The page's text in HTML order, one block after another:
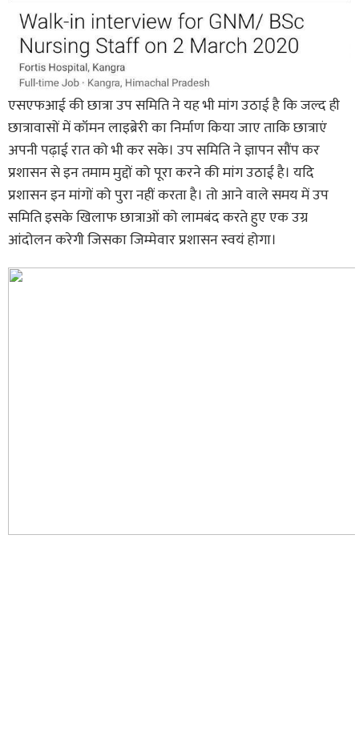
एसएफआई की छात्रा उप समिति ने यह भी मांग उठाई है कि जल्द ही
छात्रावासों में कॉमन लाइब्रेरी का निर्माण किया जाए ताकि छात्राएं
अपनी पढ़ाई रात को भी कर सके। उप समिति ने ज्ञापन सौंप कर
प्रशासन से इन तमाम मुद्दों को पूरा करने की मांग उठाई है। यदि
प्रशासन इन मांगों को पुरा नहीं करता है। तो आने वाले समय में उप
समिति इसके खिलाफ छात्राओं को लामबंद करते हुए एक उग्र
आंदोलन करेगी जिसका जिम्मेवार प्रशासन स्वयं होगा।